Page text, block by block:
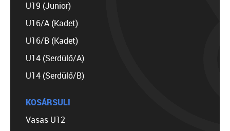
U19 (Junior)
U16/A (Kadet)
U16/B (Kadet)
U14 (Serdülő/A)
U14 (Serdülő/B)
KOSÁRSULI
Vasas U12